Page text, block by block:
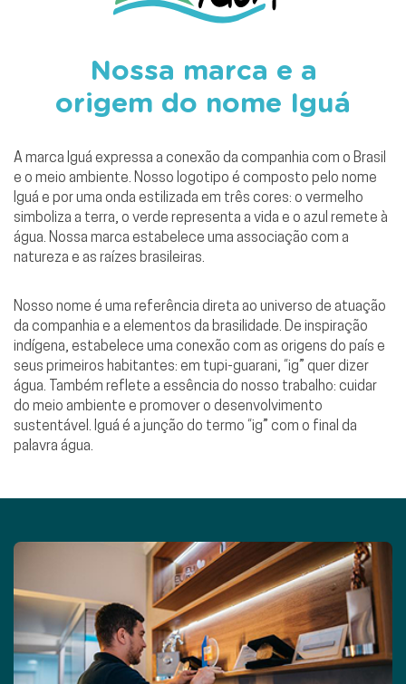
Nossa marca e a
origem do nome Iguá
A marca Iguá expressa a conexão da companhia com o Brasil
e o meio ambiente. Nosso logotipo é composto pelo nome
Iguá e por uma onda estilizada em três cores: o vermelho
simboliza a terra, o verde representa a vida e o azul remete à
água. Nossa marca estabelece uma associação com a
natureza e as raízes brasileiras.
Nosso nome é uma referência direta ao universo de atuação
da companhia e a elementos da brasilidade. De inspiração
indígena, estabelece uma conexão com as origens do país e
seus primeiros habitantes: em tupi-guarani, “ig” quer dizer
água. Também reflete a essência do nosso trabalho: cuidar
do meio ambiente e promover o desenvolvimento
sustentável. Iguá é a junção do termo “ig” com o final da
palavra água.